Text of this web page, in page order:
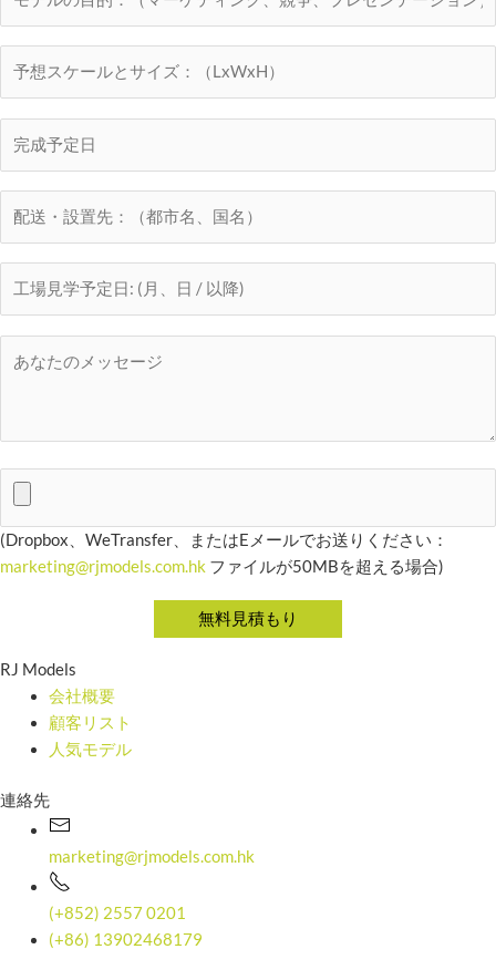
(Dropbox、WeTransfer、またはEメールでお送りください：
marketing@rjmodels.com.hk ファイルが50MBを超える場合)
RJ Models
会社概要
顧客リスト
人気モデル
連絡先
marketing@rjmodels.com.hk
(+852) 2557 0201
(+86) 13902468179